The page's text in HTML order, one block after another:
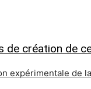
de création de
expérimentale de